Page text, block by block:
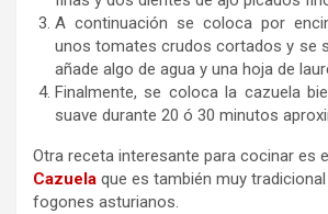
A continuación se coloca por
unos tomates crudos cortados y se
añade algo de agua y una hoja de
Finalmente, se coloca la cazuela
suave durante 20 ó 30 minutos
Otra receta interesante para cocinar es
Cazuela que es también muy
fogones asturianos.